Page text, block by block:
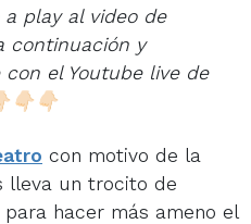
play al video de
continuación y
el Youtube live de
con motivo de la
lleva un trocito de
hacer más ameno el